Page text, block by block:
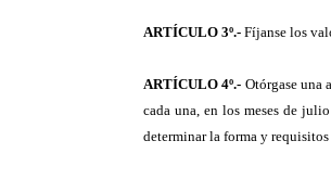
ARTÍCULO 3º.- Fíjanse los
ARTÍCULO 4º.- Otórgase una
cada una, en los meses de
determinar la forma y